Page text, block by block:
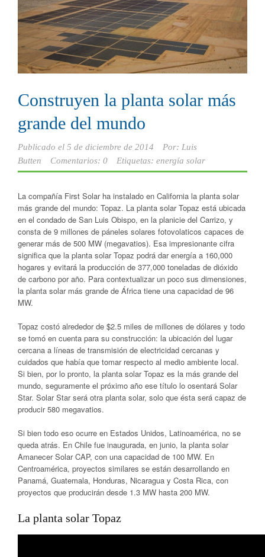
Construyen la planta solar más
grande del mundo
Publicado el 5 de diciembre de 2014 Por: Luis
Butten
Comentarios: 0 Etiquetas: energía solar
La compañía First Solar ha instalado en California la planta solar
más grande del mundo: Topaz. La planta solar Topaz está ubicada
en el condado de San Luis Obispo, en la planicie del Carrizo, y
consta de 9 millones de páneles solares fotovolaticos capaces de
generar más de 500 MW (megavatios). Esa impresionante cifra
significa que la planta solar Topaz podrá dar energía a 160,000
hogares y evitará la producción de 377,000 toneladas de dióxido
de carbono por año. Para contextualizar un poco sus dimensiones,
la planta solar más grande de África tiene una capacidad de 96
MW.
Topaz costó alrededor de $2.5 miles de millones de dólares y todo
se tomó en cuenta para su construcción: la ubicación del lugar
cercana a líneas de transmisión de electricidad cercanas y
cuidados que había que tomar respecto al medio ambiente local.
Si bien, por lo pronto, la planta solar Topaz es la más grande del
mundo, seguramente el próximo año ese título lo osentará Solar
Star. Solar Star será otra planta solar, solo que ésta será capaz de
producir 580 megavatios.
Si bien todo eso ocurre en Estados Unidos, Latinoamérica, no se
queda atrás. En Chile fue inaugurada, en junio, la planta solar
Amanecer Solar CAP, con una capacidad de 100 MW. En
Centroamérica, proyectos similares se están desarrollando en
Panamá, Guatemala, Honduras, Nicaragua y Costa Rica, con
proyectos que producirán desde 1.3 MW hasta 200 MW.
La planta solar Topaz